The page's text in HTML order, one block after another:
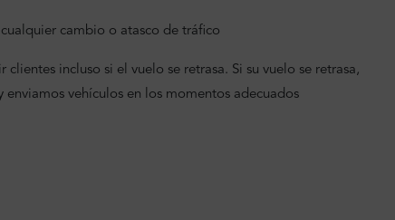
cambio o atasco de tráfico
incluso si el vuelo se retrasa. Si su vuelo se retrasa,
vehículos en los momentos adecuados